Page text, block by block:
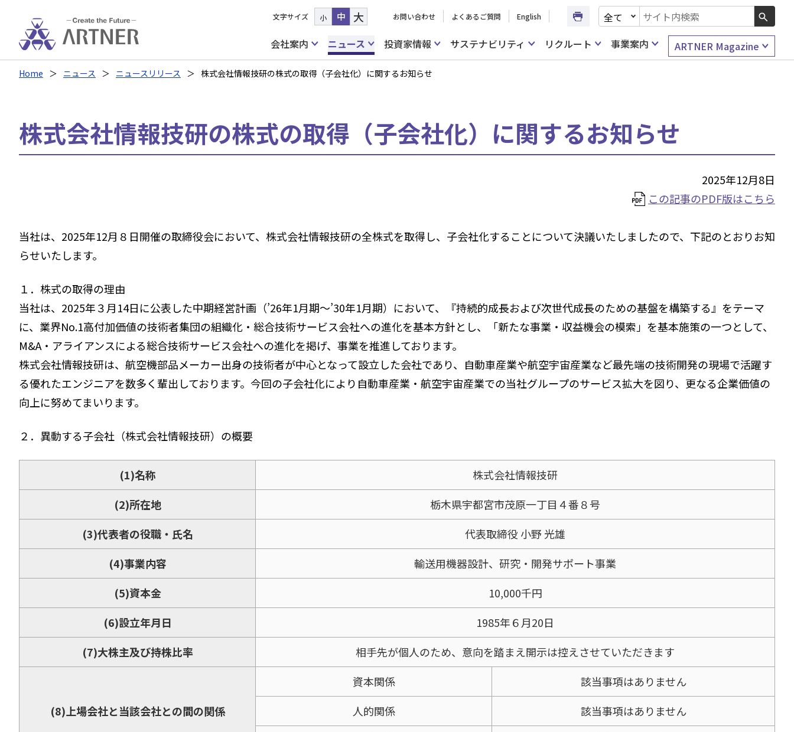
文字サイズ 小 中 大 お問い合わせ よくあるご質問 English
文書種別を選択
検索キーワード入力
会社案内
ニュース 投資家情報 サステナビリティ リクルート 事業案内 ARTNER Magazine
Home ニュース ニュースリリース 株式会社情報技研の株式の取得（子会社化）に関するお知らせ
株式会社情報技研の株式の取得（子会社化）に関するお知らせ
2025年12月8日
この記事のPDF版はこちら
当社は、2025年12月８日開催の取締役会において、株式会社情報技研の全株式を取得し、子会社化することについて決議いたしましたので、下記のとおりお知
らせいたします。
１．株式の取得の理由
当社は、2025年３月14日に公表した中期経営計画（’26年1月期～’30年1月期）において、『持続的成長および次世代成長のための基盤を構築する』をテーマ
に、業界No.1高付加価値の技術者集団の組織化・総合技術サービス会社への進化を基本方針とし、「新たな事業・収益機会の模索」を基本施策の一つとして、
M&A・アライアンスによる総合技術サービス会社への進化を掲げ、事業を推進しております。
株式会社情報技研は、航空機部品メーカー出身の技術者が中心となって設立した会社であり、自動車産業や航空宇宙産業など最先端の技術開発の現場で活躍す
る優れたエンジニアを数多く輩出しております。今回の子会社化により自動車産業・航空宇宙産業での当社グループのサービス拡大を図り、更なる企業価値の
向上に努めてまいります。
２．異動する子会社（株式会社情報技研）の概要
(1)名称
株式会社情報技研
(2)所在地
栃木県宇都宮市茂原一丁目４番８号
(3)代表者の役職・氏名
代表取締役 小野 光雄
(4)事業内容
輸送用機器設計、研究・開発サポート事業
(5)資本金
10,000千円
(6)設立年月日
1985年６月20日
(7)大株主及び持株比率
相手先が個人のため、意向を踏まえ開示は控えさせていただきます
(8)上場会社と当該会社との間の関係
資本関係
該当事項はありません
人的関係
該当事項はありません